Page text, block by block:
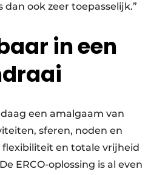
dan ook zeer toepasselijk.”
in een
een amalgaam van
sferen, noden en
flexibiliteit en totale vrijheid
ERCO-oplossing is al even